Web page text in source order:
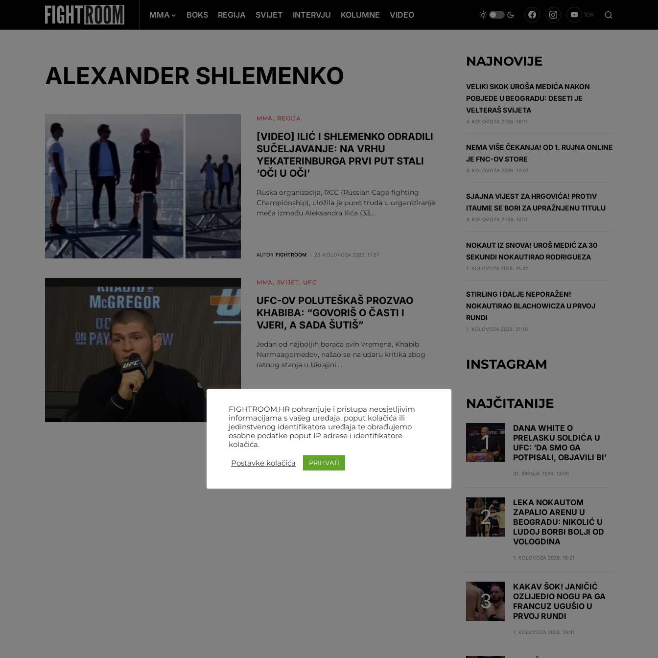
MMA BOKS REGIJA SVIJET INTERVJU KOLUMNE VIDEO 10K
ALEXANDER SHLEMENKO
MMA REGIJA
[VIDEO] ILIĆ I SHLEMENKO ODRADILI
SUČELJAVANJE: NA VRHU
YEKATERINBURGA PRVI PUT STALI
‘OČI U OČI’
Ruska organizacija, RCC (Russian Cage fighting
Championship), uložila je puno truda u organiziranje
meča između Aleksandra Ilića (33,…
AUTOR FIGHTROOM 23. KOLOVOZA 2022. 11:57
MMA SVIJET UFC
UFC-OV POLUTEŠKAŠ PROZVAO
KHABIBA: “GOVORIŠ O ČASTI I
VJERI, A SADA ŠUTIŠ”
Jedan od najboljih boraca svih vremena, Khabib
Nurmaagomedov, našao se na udaru kritika zbog
ratnog stanja u Ukrajini.…
AUTOR FIGHTROOM 8. OŽUJKA 2022. 12:21
NAJNOVIJE
VELIKI SKOK UROŠA MEDIĆA NAKON
POBJEDE U BEOGRADU: DESETI JE
VELTERAŠ SVIJETA
4. KOLOVOZA 2026. 16:11
NEMA VIŠE ČEKANJA! OD 1. RUJNA ONLINE
JE FNC-OV STORE
4. KOLOVOZA 2026. 12:07
SJAJNA VIJEST ZA HRGOVIĆA! PROTIV
ITAUME SE BORI ZA UPRAŽNJENU TITULU
4. KOLOVOZA 2026. 10:11
NOKAUT IZ SNOVA! UROŠ MEDIĆ ZA 30
SEKUNDI NOKAUTIRAO RODRIGUEZA
1. KOLOVOZA 2026. 21:37
STIRLING I DALJE NEPORAŽEN!
NOKAUTIRAO BLACHOWICZA U PRVOJ
RUNDI
1. KOLOVOZA 2026. 21:10
INSTAGRAM
NAJČITANIJE
DANA WHITE O
PRELASKU SOLDIĆA U
UFC: ‘DA SMO GA
POTPISALI, OBJAVILI BI’
31. SRPNJA 2026. 13:05
LEKA NOKAUTOM
ZAPALIO ARENU U
BEOGRADU: NIKOLIĆ U
LUDOJ BORBI BOLJI OD
VOLOGDINA
1. KOLOVOZA 2026. 18:21
KAKAV ŠOK! JANIČIĆ
OZLIJEDIO NOGU PA GA
FRANCUZ UGUŠIO U
PRVOJ RUNDI
1. KOLOVOZA 2026. 19:41
FIGHTROOM.HR pohranjuje i pristupa neosjetljivim
informacijama s vašeg uređaja, poput kolačića ili
jedinstvenog identifikatora uređaja te obrađujemo
osobne podatke poput IP adrese i identifikatore
kolačića.
Postavke kolačića PRIHVATI